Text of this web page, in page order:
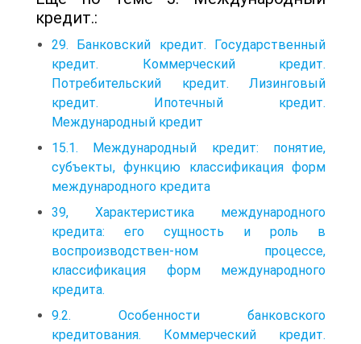
кредит.:
29. Банковский кредит. Государственный
кредит. Коммерческий кредит.
Потребительский кредит. Лизинговый
кредит. Ипотечный кредит.
Международный кредит
15.1. Международный кредит: понятие,
субъекты, функцию классификация форм
международного кредита
39, Характеристика международного
кредита: его сущность и роль в
воспроизводствен-ном процессе,
классификация форм международного
кредита.
9.2. Особенности банковского
кредитования. Коммерческий кредит.